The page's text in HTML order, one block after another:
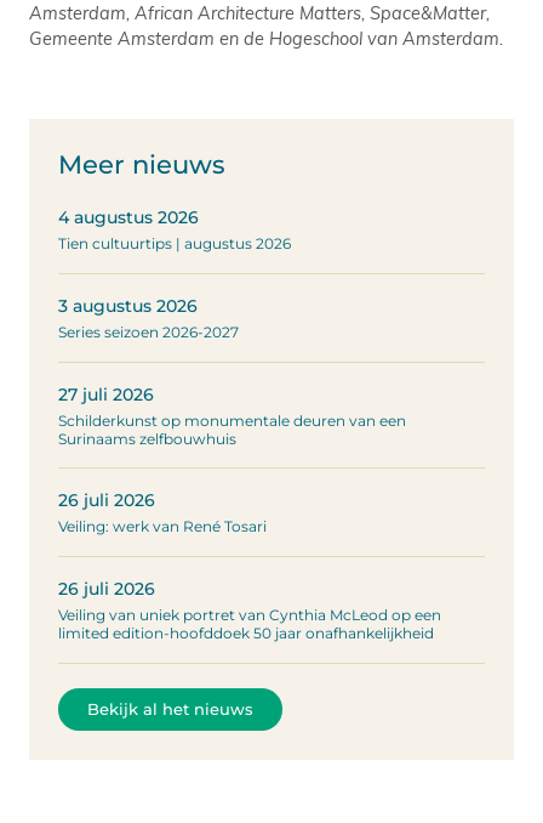
Amsterdam, African Architecture Matters, Space&Matter,
Gemeente Amsterdam en de Hogeschool van Amsterdam.
Meer nieuws
4 augustus 2026
Tien cultuurtips | augustus 2026
3 augustus 2026
Series seizoen 2026-2027
27 juli 2026
Schilderkunst op monumentale deuren van een
Surinaams zelfbouwhuis
26 juli 2026
Veiling: werk van René Tosari
26 juli 2026
Veiling van uniek portret van Cynthia McLeod op een
limited edition-hoofddoek 50 jaar onafhankelijkheid
Bekijk al het nieuws